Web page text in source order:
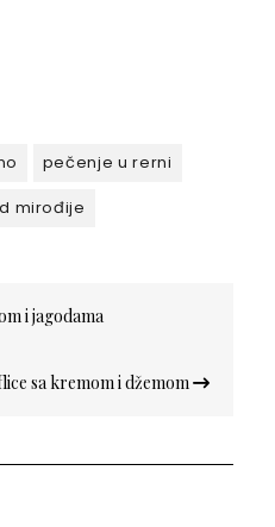
pečenje u rerni
mirođije
i jagodama
sa kremom i džemom